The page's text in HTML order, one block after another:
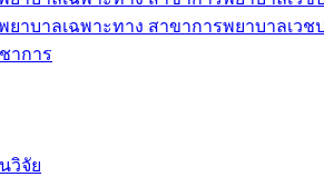
าบาลเฉพาะทาง สาขาการพยาบาลเวช
าการ
วิจัย